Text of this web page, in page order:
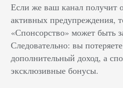
Если же ваш канал получит
активных предупреждения,
«Спонсорство» может быть
Следовательно: вы
дополнительный доход, а
эксклюзивные бонусы.